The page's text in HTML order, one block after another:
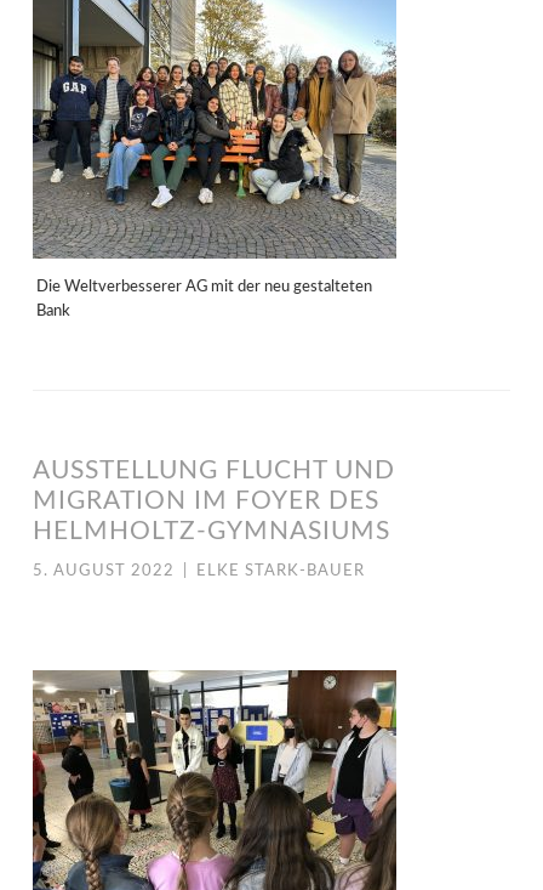
Die Weltverbesserer AG mit der neu gestalteten
Bank
AUSSTELLUNG FLUCHT UND
MIGRATION IM FOYER DES
HELMHOLTZ-GYMNASIUMS
5. AUGUST 2022 ELKE STARK-BAUER